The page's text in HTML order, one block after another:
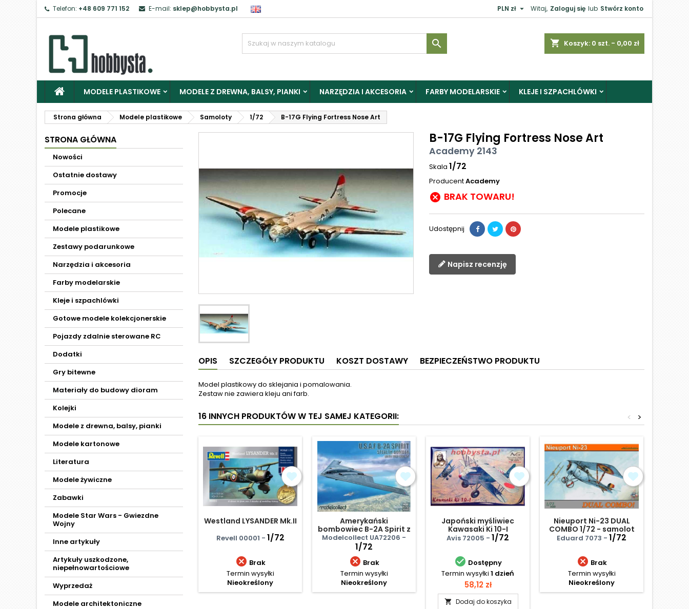
Telefon: +48 609 771 152 E-mail: sklep@hobbysta.pl Witaj, Zaloguj się lub Stwórz konto
PLN zł 
shopping_cart Koszyk: 0 szt. - 0,00 zł

MODELE PLASTIKOWE MODELE Z DREWNA, BALSY, PIANKI NARZĘDZIA I AKCESORIA FARBY MODELARSKIE KLEJE I SZPACHLÓWKI
Strona główna Modele plastikowe Samoloty 1/72 B-17G Flying Fortress Nose Art
STRONA GŁÓWNA
Nowości
Ostatnie dostawy
Promocje
Polecane
Modele plastikowe
Zestawy podarunkowe
Narzędzia i akcesoria
Farby modelarskie
Kleje i szpachlówki
Gotowe modele kolekcjonerskie
Pojazdy zdalnie sterowane RC
Dodatki
Gry bitewne
Materiały do budowy dioram
Kolejki
Modele z drewna, balsy, pianki
Modele kartonowe
Literatura
Modele żywiczne
Zabawki
Modele Star Wars - Gwiezdne
Wojny
Inne artykuły
Artykuły uszkodzone,
niepełnowartościowe
Wyprzedaż
Modele architektoniczne
B-17G Flying Fortress Nose Art
Academy 2143
Skala 1/72
ProducentAcademy
 BRAK TOWARU!
Udostępnij
Napisz recenzję
OPIS SZCZEGÓŁY PRODUKTU KOSZT DOSTAWY BEZPIECZEŃSTWO PRODUKTU
Model plastikowy do sklejania i pomalowania.
Zestaw nie zawiera kleju ani farb.
16 INNYCH PRODUKTÓW W TEJ SAMEJ KATEGORII: >
<
Westland LYSANDER Mk.II
Revell 00001 - 1/72
 Brak
Termin wysyłki
Nieokreślony
Amerykański
bombowiec B-2A Spirit z
bombą penetrującą
GBU-57
Modelcollect UA72206 -
1/72
 Brak
Termin wysyłki
Nieokreślony
Japoński myśliwiec
Kawasaki Ki 10-I
Avis 72005 - 1/72
 Dostępny
Termin wysyłki 1 dzień
Cena
58,12 zł
 Dodaj do koszyka
Nieuport Ni-23 DUAL
COMBO 1/72 - samolot
Eduard 7073 - 1/72
 Brak
Termin wysyłki
Nieokreślony